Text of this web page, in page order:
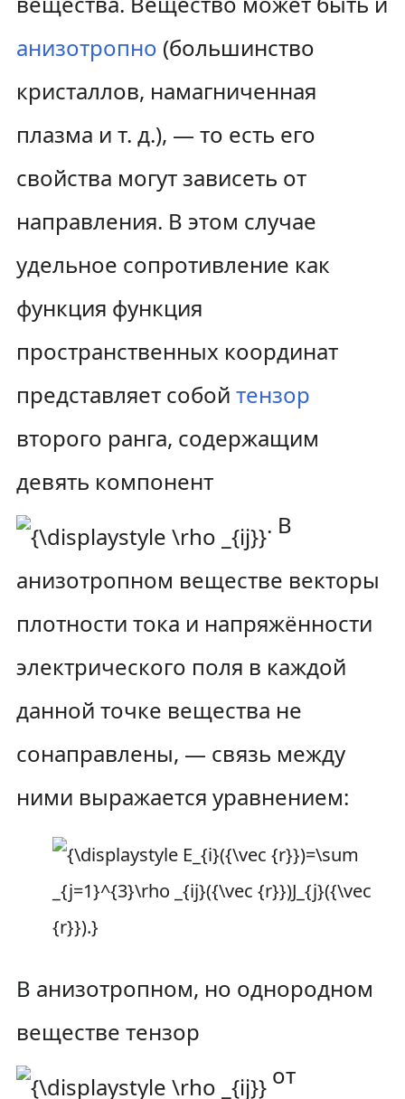
анизотропно (большинство
кристаллов, намагниченная
плазма и т. д.), — то есть его
свойства могут зависеть от
направления. В этом случае
удельное сопротивление как
функция функция
пространственных координат
представляет собой тензор
второго ранга, содержащим
девять компонент
. В
анизотропном веществе векторы
плотности тока и напряжённости
электрического поля в каждой
данной точке вещества не
сонаправлены, — связь между
ними выражается уравнением:
В анизотропном, но однородном
веществе тензор
от